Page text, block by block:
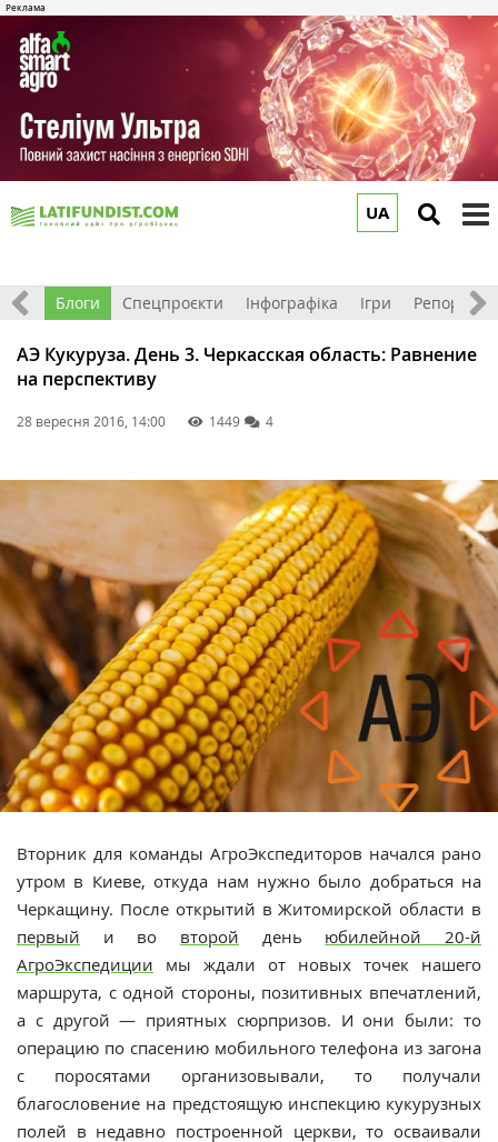
UA
Блоги Спецпроєкти Інфографіка Ігри Репортажі
АЭ Кукуруза. День 3. Черкасская область: Равнение
на перспективу
28 вересня 2016, 14:00 1449 4
Вторник для команды АгроЭкспедиторов начался рано
утром в Киеве, откуда нам нужно было добраться на
Черкащину. После открытий в Житомирской области в
первый
и во второй день юбилейной 20-й
АгроЭкспедиции мы ждали от новых точек нашего
маршрута, с одной стороны, позитивных впечатлений,
а с другой — приятных сюрпризов. И они были: то
операцию по спасению мобильного телефона из загона
с поросятами организовывали, то получали
благословение на предстоящую инспекцию кукурузных
полей в недавно построенной церкви, то осваивали